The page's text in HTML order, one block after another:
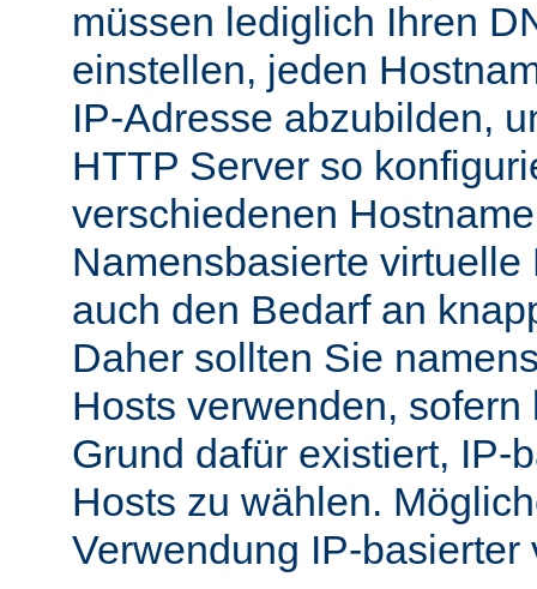
müssen lediglich Ihren
einstellen, jeden
IP-Adresse abzubilden,
HTTP Server so
verschiedenen
Namensbasierte
auch den Bedarf an
Daher sollten Sie
Hosts verwenden,
Grund dafür existiert, IP-
Hosts zu wählen.
Verwendung IP-